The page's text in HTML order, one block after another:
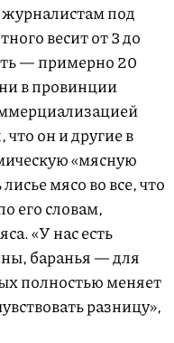
журналистам под
весит от 3 до
— примерно 20
в провинции
что он и другие в
«мясную
мясо во все, что
его словам,
«У нас есть
баранья — для
полностью меняет
разницу»,